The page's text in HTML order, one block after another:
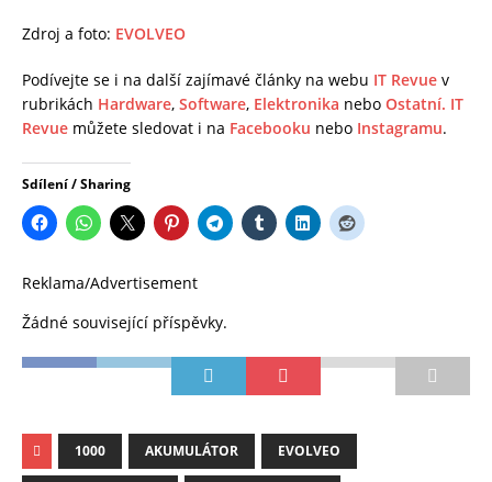
Zdroj a foto: EVOLVEO
Podívejte se i na další zajímavé články na webu IT Revue v
rubrikách Hardware, Software, Elektronika nebo Ostatní. IT
Revue můžete sledovat i na Facebooku nebo Instagramu.
Sdílení / Sharing
Reklama/Advertisement
Žádné související příspěvky.
1000 AKUMULÁTOR EVOLVEO